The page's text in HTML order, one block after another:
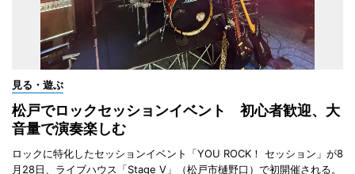
見る・遊ぶ
松戸でロックセッションイベント 初心者歓迎、大
音量で演奏楽しむ
ロックに特化したセッションイベント「YOU ROCK！ セッション」が8
月28日、ライブハウス「Stage V」（松戸市樋野口）で初開催される。